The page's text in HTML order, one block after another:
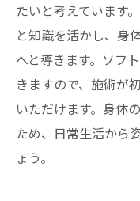
たいと考えています
と知識を活かし、身
へと導きます。ソフ
きますので、施術が
いただけます。身体
ため、日常生活から
ょう。